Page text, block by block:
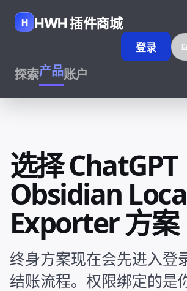
H HWH 插件商城
探索产品账户
登录
选择 ChatGPT
Obsidian
Exporter 方案
终身方案现在会先进入登
结账流程。权限绑定的是